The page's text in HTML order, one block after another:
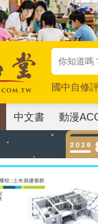
國中自修
唯紅花綻
中文書 動漫